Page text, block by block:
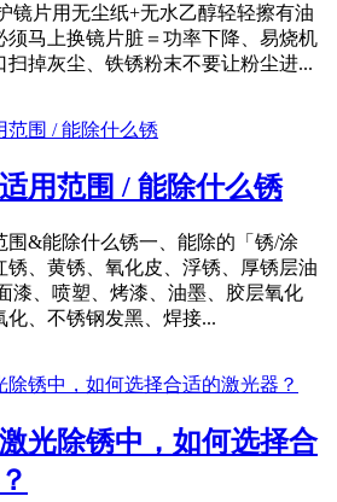
镜片用无尘纸+无水乙醇轻轻擦有油
须马上换镜片脏＝功率下降、易烧机
扫掉灰尘、铁锈粉末不要让粉尘进...
用范围 / 能除什么锈
围&能除什么锈一、能除的「锈/涂
锈、黄锈、氧化皮、浮锈、厚锈层油
漆、喷塑、烤漆、油墨、胶层氧化
化、不锈钢发黑、焊接...
光除锈中，如何选择合